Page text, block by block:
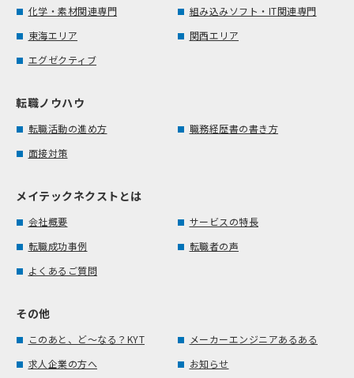
化学・素材関連専門
組み込みソフト・IT関連専門
東海エリア
関西エリア
エグゼクティブ
転職ノウハウ
転職活動の進め方
職務経歴書の書き方
面接対策
メイテックネクストとは
会社概要
サービスの特長
転職成功事例
転職者の声
よくあるご質問
その他
このあと、ど～なる？KYT
メーカーエンジニアあるある
求人企業の方へ
お知らせ